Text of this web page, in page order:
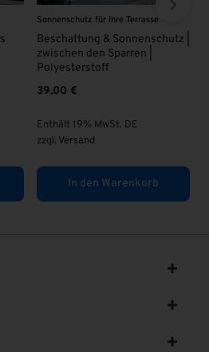
Sonnenschutz für Ihre Terrasse
Beschattung & Sonnenschutz |
zwischen den Sparren |
Polyesterstoff
39,00 €
Enthält 19% MwSt. DE
zzgl.Versand
In den Warenkorb